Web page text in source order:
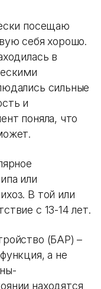
посещаю
себя хорошо.
в
сильные
и
поняла, что
или
В той или
с 13-14 лет.
(БАР) –
а не
находятся